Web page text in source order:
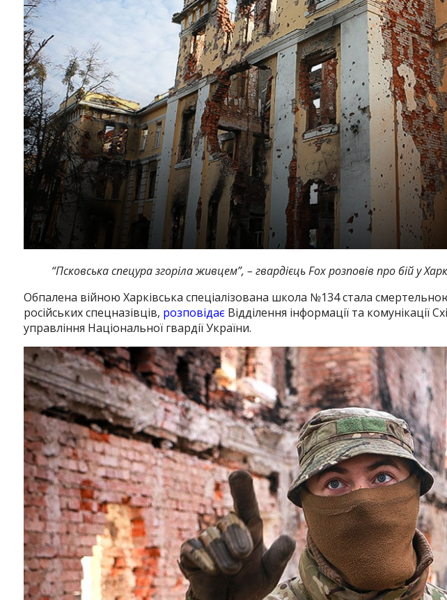
“Псковська спецура згоріла живцем”, – гвардієць Fox розповів про бій у
Обпалена війною Харківська спеціалізована школа №134 стала
російських спецназівців, розповідаєВідділення інформації та комунікації
управління Національної гвардії України.